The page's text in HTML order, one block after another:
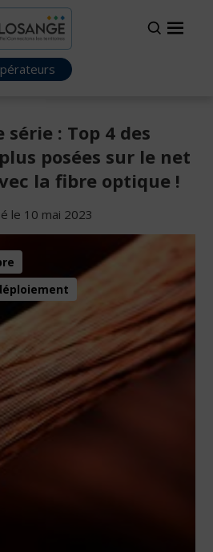
série : Top 4 des
posées sur le net
la fibre optique !
le 10 mai 2023